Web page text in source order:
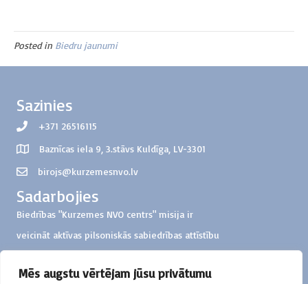
Mēs augstu vērtējam jūsu privātumu
Posted in Biedru jaunumi
Sazinies
+371 26516115
Baznīcas iela 9, 3.stāvs Kuldīga, LV-3301
birojs@kurzemesnvo.lv
Sadarbojies
Biedrības "Kurzemes NVO centrs" misija ir
veicināt aktīvas pilsoniskās sabiedrības attīstību